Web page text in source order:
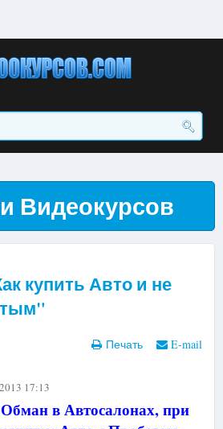
Видеокурсов
купить Авто и не
Печать E-mail
17:13
в Автосалонах, при